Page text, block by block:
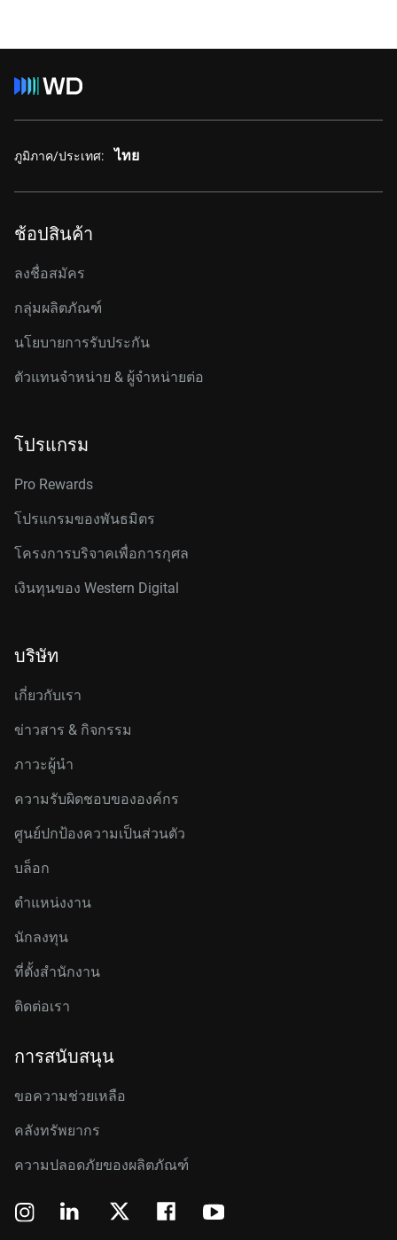
ภูมิภาค/ประเทศ: ไทย
ช้อปสินค้า
ลงชื่อสมัคร
กลุ่มผลิตภัณฑ์
นโยบายการรับประกัน
ตัวแทนจำหน่าย & ผู้จำหน่ายต่อ
โปรแกรม
Pro Rewards
โปรแกรมของพันธมิตร
โครงการบริจาคเพื่อการกุศล
เงินทุนของ Western Digital
บริษัท
เกี่ยวกับเรา
ข่าวสาร & กิจกรรม
ภาวะผู้นำ
ความรับผิดชอบขององค์กร
ศูนย์ปกป้องความเป็นส่วนตัว
บล็อก
ตำแหน่งงาน
นักลงทุน
ที่ตั้งสำนักงาน
ติดต่อเรา
การสนับสนุน
ขอความช่วยเหลือ
คลังทรัพยากร
ความปลอดภัยของผลิตภัณฑ์